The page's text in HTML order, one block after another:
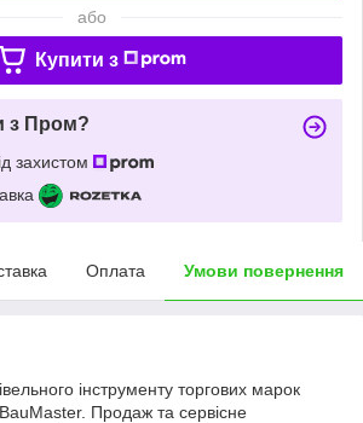
або
Купити з
з Пром?
захистом
Оплата Умови повернення
інструменту торгових марок
Продаж та сервісне